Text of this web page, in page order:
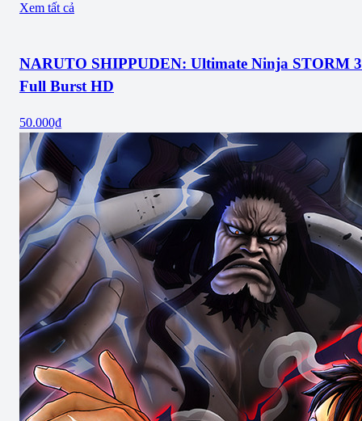
Xem tất cả
NARUTO SHIPPUDEN: Ultimate Ninja STORM 3
Full Burst HD
50.000₫